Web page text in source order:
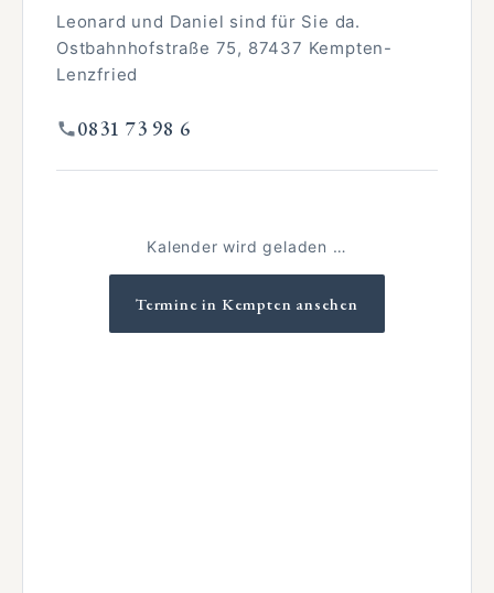
Leonard und Daniel sind für Sie da.
Ostbahnhofstraße 75, 87437 Kempten-
Lenzfried
0831 73 98 6
Kalender wird geladen …
Termine in Kempten ansehen